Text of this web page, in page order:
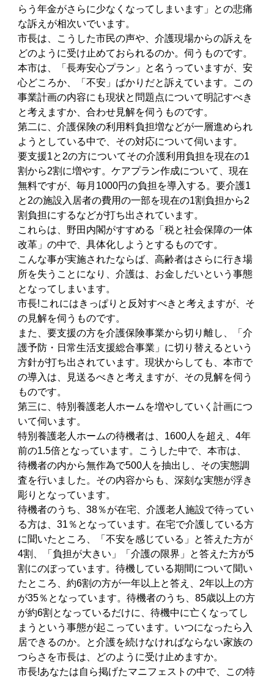
らう年金がさらに少なくなってしまいます」との悲痛
な訴えが相次いでいます。
市長は、こうした市民の声や、介護現場からの訴えを
どのように受け止めておられるのか。伺うものです。
本市は、「長寿安心プラン」と名うっていますが、安
心どころか、「不安」ばかりだと訴えています。この
事業計画の内容にも現状と問題点について明記すべき
と考えますか、合わせ見解を伺うものです。
第二に、介護保険の利用料負担増などが一層進められ
ようとしている中で、その対応について伺います。
要支援1と2の方についてその介護利用負担を現在の1
割から2割に増やす。ケアプラン作成について、現在
無料ですが、毎月1000円の負担を導入する。要介護1
と2の施設入居者の費用の一部を現在の1割負担から2
割負担にするなどが打ち出されています。
これらは、野田内閣がすすめる「税と社会保障の一体
改革」の中で、具体化しようとするものです。
こんな事が実施されたならば、高齢者はさらに行き場
所を失うことになり、介護は、お金しだいという事態
となってしまいます。
市長!これにはきっぱりと反対すべきと考えますが、そ
の見解を伺うものです。
また、要支援の方を介護保険事業から切り離し、「介
護予防・日常生活支援総合事業」に切り替えるという
方針が打ち出されています。現状からしても、本市で
の導入は、見送るべきと考えますが、その見解を伺う
ものです。
第三に、特別養護老人ホームを増やしていく計画につ
いて伺います。
特別養護老人ホームの待機者は、1600人を超え、4年
前の1.5倍となっています。こうした中で、本市は、
待機者の内から無作為で500人を抽出し、その実態調
査を行いました。その内容からも、深刻な実態が浮き
彫りとなっています。
待機者のうち、38％が在宅、介護老人施設で待ってい
る方は、31％となっています。在宅で介護している方
に聞いたところ、「不安を感じている」と答えた方が
4割、「負担が大きい」「介護の限界」と答えた方が5
割にのぼっています。待機している期間について聞い
たところ、約6割の方が一年以上と答え、2年以上の方
が35％となっています。待機者のうち、85歳以上の方
が約6割となっているだけに、待機中に亡くなってし
まうという事態が起こっています。いつになったら入
居できるのか。と介護を続けなければならない家族の
つらさを市長は、どのように受け止めますか。
市長!あなたは自ら掲げたマニフェストの中で、この特